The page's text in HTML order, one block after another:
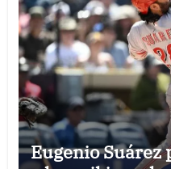
Eugenio Suárez